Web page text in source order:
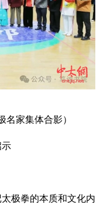
名家集体合影）
示
极拳的本质和文化内